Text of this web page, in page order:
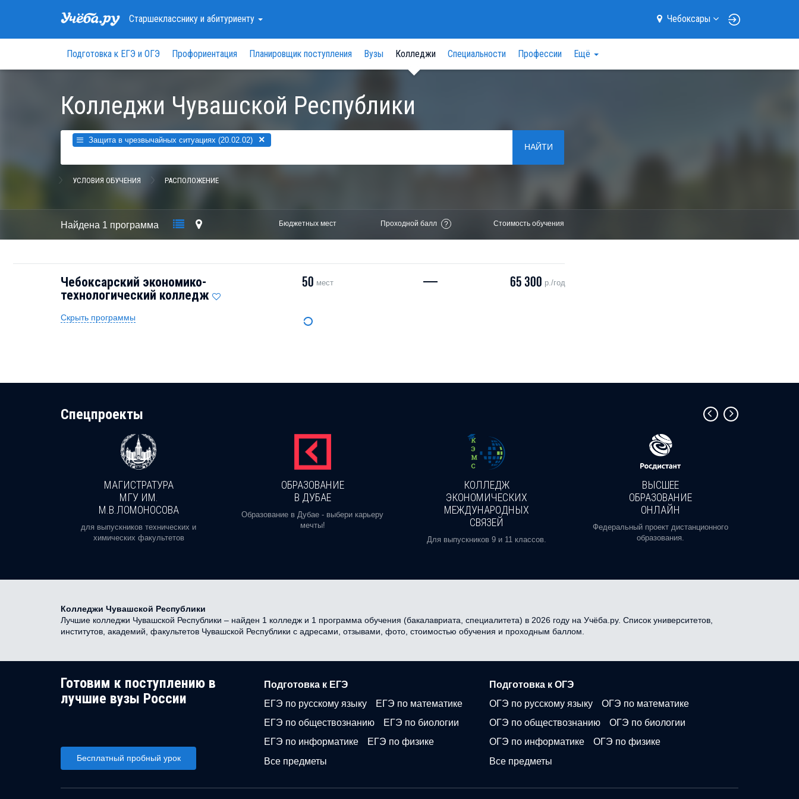
Старшеклассникуи абитуриенту Чебоксары
Подготовка к ЕГЭ и ОГЭ Профориентация Планировщик поступления Вузы Колледжи Специальности Профессии Ещё
Колледжи Чувашской Республики
Защита в чрезвычайных ситуациях (20.02.02) ×
НАЙТИ
УСЛОВИЯ ОБУЧЕНИЯ РАСПОЛОЖЕНИЕ
Найдена 1 программа Бюджетных мест Проходной балл ? Стоимость обучения
Чебоксарский экономико-
технологический колледж
50 мест — 65 300 р./год
Скрыть программы
Cпецпроекты
МАГИСТРАТУРА
МГУ ИМ.
М.В.ЛОМОНОСОВА
для выпускников технических и
химических факультетов
ОБРАЗОВАНИЕ
В ДУБАЕ
Образование в Дубае - выбери карьеру
мечты!
КОЛЛЕДЖ
ЭКОНОМИЧЕСКИХ
МЕЖДУНАРОДНЫХ
СВЯЗЕЙ
Для выпускников 9 и 11 классов.
ВЫСШЕЕ
ОБРАЗОВАНИЕ
ОНЛАЙН
Федеральный проект дистанционного
образования.
Колледжи Чувашской Республики
Лучшие колледжи Чувашской Республики – найден 1 колледж и 1 программа обучения (бакалавриата, специалитета) в 2026 году на Учёба.ру. Список университетов,
институтов, академий, факультетов Чувашской Республики с адресами, отзывами, фото, стоимостью обучения и проходным баллом.
Готовим к поступлению в
лучшие вузы России
Бесплатный пробный урок
Подготовка к ЕГЭ
ЕГЭ по русскому языку
ЕГЭ по математике
ЕГЭ по обществознанию
ЕГЭ по биологии
ЕГЭ по информатике
ЕГЭ по физике
Все предметы
Подготовка к ОГЭ
ОГЭ по русскому языку
ОГЭ по математике
ОГЭ по обществознанию
ОГЭ по биологии
ОГЭ по информатике
ОГЭ по физике
Все предметы